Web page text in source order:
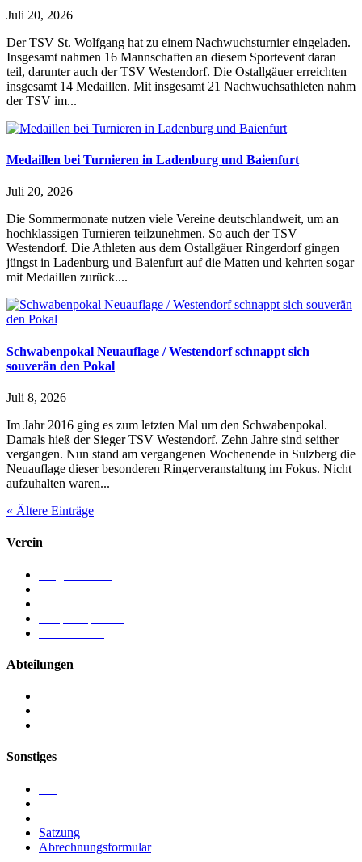
Juli 20, 2026
Der TSV St. Wolfgang hat zu einem Nachwuchsturnier eingeladen.
Insgesamt nahmen 16 Mannschaften an diesem Sportevent daran
teil, darunter auch der TSV Westendorf. Die Ostallgäuer erreichten
insgesamt 14 Medaillen. Mit insgesamt 21 Nachwuchsathleten nahm
der TSV im...
Medaillen bei Turnieren in Ladenburg und Baienfurt
Juli 20, 2026
Die Sommermonate nutzen viele Vereine deutschlandweit, um an
hochklassigen Turnieren teilzunehmen. So auch der TSV
Westendorf. Die Athleten aus dem Ostallgäuer Ringerdorf gingen
jüngst in Ladenburg und Baienfurt auf die Matten und kehrten sogar
mit Medaillen zurück....
Schwabenpokal Neuauflage / Westendorf schnappt sich
souverän den Pokal
Juli 8, 2026
Im Jahr 2016 ging es zum letzten Mal um den Schwabenpokal.
Damals hieß der Sieger TSV Westendorf. Zehn Jahre sind seither
vergangen. Nun stand am vergangenen Wochenende in Sulzberg die
Neuauflage dieser besonderen Ringerveranstaltung im Fokus. Nicht
aufzuhalten waren...
« Ältere Einträge
Verein
Abteilungen
Sonstiges
Satzung
Abrechnungsformular